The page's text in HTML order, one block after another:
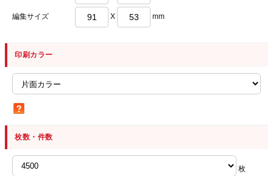
編集サイズ X mm
印刷カラー
枚数・件数
枚